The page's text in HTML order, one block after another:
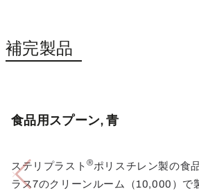
補完製品
食品用スプーン, 青
ステリプラスト®ポリスチレン製の食
ラス7のクリーンルーム（10,000）で